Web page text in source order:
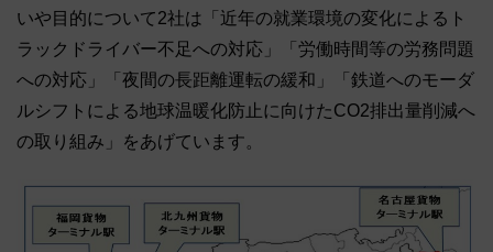
いや目的について2社は「近年の就業環境の変化によるト
ラックドライバー不足への対応」「労働時間等の労務問題
への対応」「夜間の長距離運転の緩和」「鉄道へのモーダ
ルシフトによる地球温暖化防止に向けたCO2排出量削減へ
の取り組み」をあげています。